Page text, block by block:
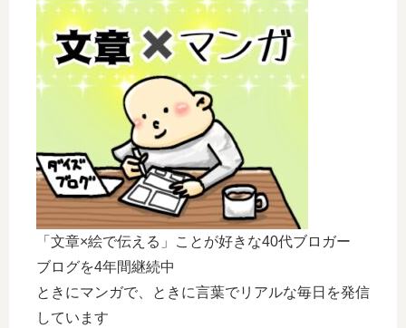
「文章×絵で伝える」ことが好きな40代ブロガー
ブログを4年間継続中
ときにマンガで、ときに言葉でリアルな毎日を発信
しています